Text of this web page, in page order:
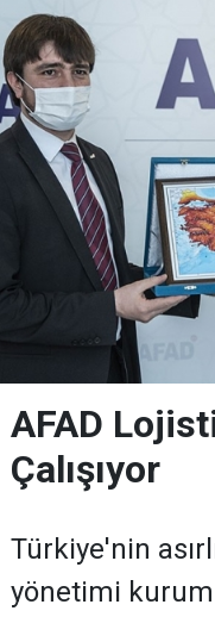
AFAD
Çalışıyor
Türkiye'nin
yönetimi